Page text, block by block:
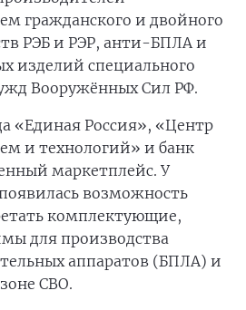
гражданского и двойного
РЭБ и РЭР, анти-БПЛА и
изделий специального
Вооружённых Сил РФ.
«Единая Россия», «Центр
и технологий» и банк
маркетплейс. У
возможность
комплектующие,
для производства
аппаратов (БПЛА) и
СВО.